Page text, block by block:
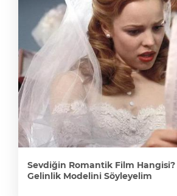
Sevdiğin Romantik Film Hangisi?
Gelinlik Modelini Söyleyelim